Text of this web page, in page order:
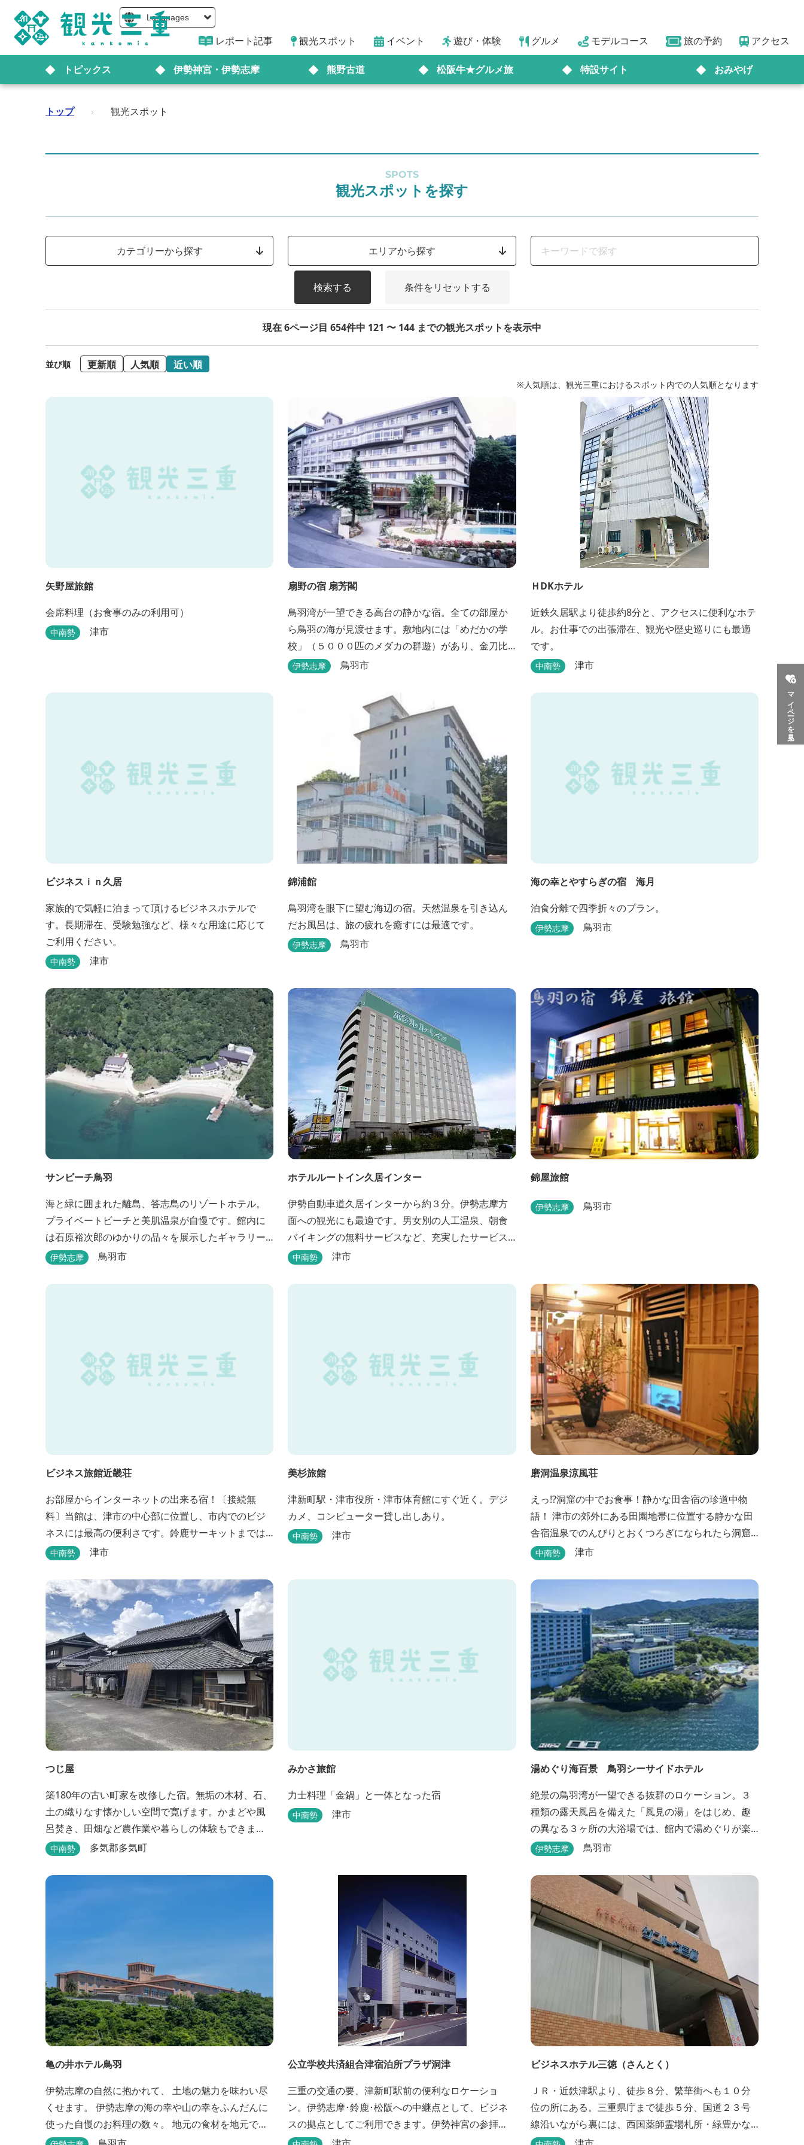
Languages
レポート記事 観光スポット イベント 遊び・体験 グルメ モデルコース 旅の予約 アクセス
トピックス 伊勢神宮・伊勢志摩 熊野古道 松阪牛★グルメ旅 特設サイト おみやげ
マイページを見る
トップ › 観光スポット
SPOTS
観光スポットを探す
カテゴリーから探す エリアから探す
検索する 条件をリセットする
現在 6ページ目 654件中 121 〜 144 までの観光スポットを表示中
並び順 更新順 人気順 近い順
※人気順は、観光三重におけるスポット内での人気順となります
矢野屋旅館
会席料理（お食事のみの利用可）
中南勢 津市
扇野の宿 扇芳閣
鳥羽湾が一望できる高台の静かな宿。全ての部屋か
ら鳥羽の海が見渡せます。敷地内には「めだかの学
校」（５０００匹のメダカの群遊）があり、金刀比
羅宮への散策道には梅や桜など四季折々の花が咲き
会うことが出来ます。 扇野温泉”初蕾の湯”では、水
琴窟の音に耳をすませてみてください。ユニバーサ
ルルーム、露天風呂付客室もあります。
伊勢志摩 鳥羽市
ＨDKホテル
近鉄久居駅より徒歩約8分と、アクセスに便利なホテ
ル。お仕事での出張滞在、観光や歴史巡りにも最適
です。
中南勢 津市
ビジネスｉｎ久居
家族的で気軽に泊まって頂けるビジネスホテルで
す。長期滞在、受験勉強など、様々な用途に応じて
ご利用ください。
中南勢 津市
錦浦館
鳥羽湾を眼下に望む海辺の宿。天然温泉を引き込ん
だお風呂は、旅の疲れを癒すには最適です。
伊勢志摩 鳥羽市
海の幸とやすらぎの宿 海月
泊食分離で四季折々のプラン。
伊勢志摩 鳥羽市
サンビーチ鳥羽
海と緑に囲まれた離島、答志島のリゾートホテル。
プライベートビーチと美肌温泉が自慢です。館内に
は石原裕次郎のゆかりの品々を展示したギャラリー
もあります。
伊勢志摩 鳥羽市
ホテルルートイン久居インター
伊勢自動車道久居インターから約３分。伊勢志摩方
面への観光にも最適です。男女別の人工温泉、朝食
バイキングの無料サービスなど、充実したサービス
でお待ちしております。近くに多数の飲食店や物販
中南勢 津市
錦屋旅館
伊勢志摩 鳥羽市
ビジネス旅館近畿荘
お部屋からインターネットの出来る宿！〔接続無
料〕当館は、津市の中心部に位置し、市内でのビジ
ネスには最高の便利さです。鈴鹿サーキットまでは
お車で30分とレジャーの宿泊にも低料金でご利用い
中南勢 津市
美杉旅館
津新町駅・津市役所・津市体育館にすぐ近く。デジ
カメ、コンピューター貸し出しあり。
中南勢 津市
磨洞温泉涼風荘
えっ!?洞窟の中でお食事！静かな田舎宿の珍道中物
語！ 津市の郊外にある田園地帯に位置する静かな田
舎宿温泉でのんびりとおくつろぎになられたら洞窟
を利用したお座敷で、伊勢湾の海の幸や松阪肉を山
後の天然空調、お客様を不思議な空間にご案内！ ご
宴会には、大広間で和食会席、日帰り入浴＆お食事
ＯＫ。 温泉は、津に来て津の湯をお楽しみいただけ
ます。「白...
中南勢 津市
つじ屋
築180年の古い町家を改修した宿。無垢の木材、石、
土の織りなす懐かしい空間で寛げます。かまどや風
呂焚き、田畑など農作業や暮らしの体験もできま
す。
中南勢 多気郡多気町
みかさ旅館
力士料理「金鍋」と一体となった宿
中南勢 津市
湯めぐり海百景 鳥羽シーサイドホテル
絶景の鳥羽湾が一望できる抜群のロケーション。３
種類の露天風呂を備えた「風見の湯」をはじめ、趣
の異なる３ヶ所の大浴場では、館内で湯めぐりが楽
しめます。また、露天風呂付客室や貸切家族風呂
で、湯浴みの一日をお過ごしいただけます。 お料
理についても、「詩季バイキング」はオープンキッ
チンで出来立て料理を舌だけではなく目や耳でも楽
しめます、また海の幸を...
伊勢志摩 鳥羽市
亀の井ホテル鳥羽
伊勢志摩の自然に抱かれて、 土地の魅力を味わい尽
くせます。 伊勢志摩の海の幸や山の幸をふんだんに
使った自慢のお料理の数々。 地元の食材を地元で味
わうのは、 旅の醍醐味のひとつです。 鳥羽湾の潮風
公立学校共済組合津宿泊所プラザ洞津
三重の交通の要、津新町駅前の便利なロケーショ
ン。伊勢志摩･鈴鹿･松阪への中継点として、ビジネ
スの拠点としてご利用できます。伊勢神宮の参拝
や、海水浴、潮干狩りなどのレジャー・観光にも最
ビジネスホテル三徳（さんとく）
ＪＲ・近鉄津駅より、徒歩８分、繁華街へも１０分
位の所にある。三重県庁まで徒歩５分、国道２３号
線沿いながら裏には、西国薬師霊場札所・緑豊かな
曹洞常の中本山。津市で一番古いお寺と言われる塔